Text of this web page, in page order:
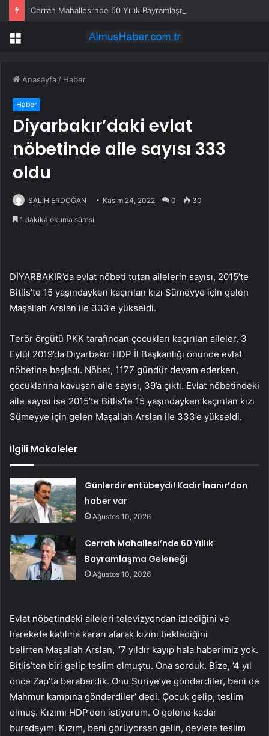
Cerrah Mahallesi’nde 60 Yıllık Bayramlaşma Geleneği
Menü
Anasayfa / Haber
Haber
Diyarbakır’daki evlat
nöbetinde aile sayısı 333
oldu
SALİH ERDOĞAN Kasım 24, 2022 0 30
1 dakika okuma süresi
DİYARBAKIR’da evlat nöbeti tutan ailelerin sayısı, 2015’te
Bitlis’te 15 yaşındayken kaçırılan kızı Sümeyye için gelen
Maşallah Arslan ile 333’e yükseldi.
Terör örgütü PKK tarafından çocukları kaçırılan aileler, 3
Eylül 2019’da Diyarbakır HDP İl Başkanlığı önünde evlat
nöbetine başladı. Nöbet, 1177 gündür devam ederken,
çocuklarına kavuşan aile sayısı, 39’a çıktı. Evlat nöbetindeki
aile sayısı ise 2015’te Bitlis’te 15 yaşındayken kaçırılan kızı
Sümeyye için gelen Maşallah Arslan ile 333’e yükseldi.
İlgili Makaleler
Günlerdir entübeydi! Kadir İnanır’dan
haber var
Ağustos 10, 2026
Cerrah Mahallesi’nde 60 Yıllık
Bayramlaşma Geleneği
Ağustos 10, 2026
Evlat nöbetindeki aileleri televizyondan izlediğini ve
harekete katılma kararı alarak kızını beklediğini
belirten Maşallah Arslan, “7 yıldır kayıp hala haberimiz yok.
Bitlis’ten biri gelip teslim olmuştu. Ona sorduk. Bize, ‘4 yıl
önce Zap’ta beraberdik. Onu Suriye’ye gönderdiler, beni de
Mahmur kampına gönderdiler’ dedi. Çocuk gelip, teslim
olmuş. Kızımı HDP’den istiyorum. O gelene kadar
buradayım. Kızım, beni görüyorsan gelin, devlete teslim